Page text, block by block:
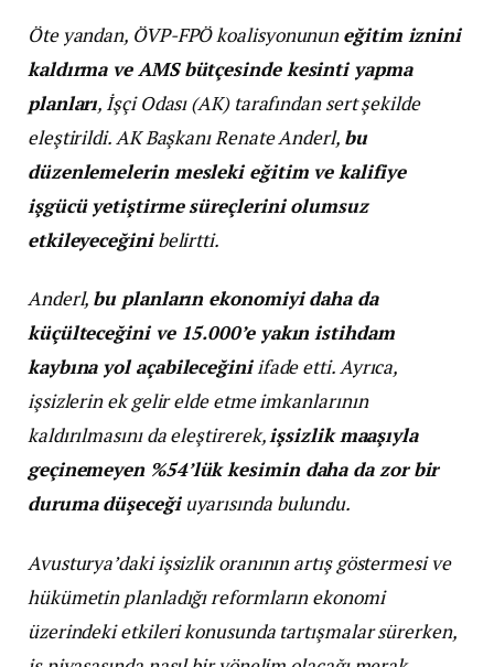
Öte yandan, ÖVP-FPÖ koalisyonununeğitim iznini
kaldırma ve AMS bütçesinde kesinti yapma
planları, İşçi Odası (AK) tarafından sert şekilde
eleştirildi. AK Başkanı Renate Anderl, bu
düzenlemelerin mesleki eğitim ve kalifiye
işgücü yetiştirme süreçlerini olumsuz
etkileyeceğinibelirtti.
Anderl, bu planların ekonomiyi daha da
küçülteceğini ve 15.000’e yakın istihdam
kaybına yol açabileceğiniifade etti. Ayrıca,
işsizlerin ek gelir elde etme imkanlarının
kaldırılmasını da eleştirerek,işsizlik maaşıyla
geçinemeyen %54’lük kesimin daha da zor bir
duruma düşeceğiuyarısında bulundu.
Avusturya’daki işsizlik oranının artış göstermesi ve
hükümetin planladığı reformların ekonomi
üzerindeki etkileri konusunda tartışmalar sürerken,